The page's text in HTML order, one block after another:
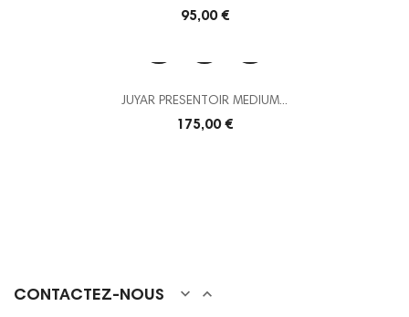
Prix
95,00 €
JUYAR PRESENTOIR MEDIUM...
Prix
175,00 €
CONTACTEZ-NOUS  